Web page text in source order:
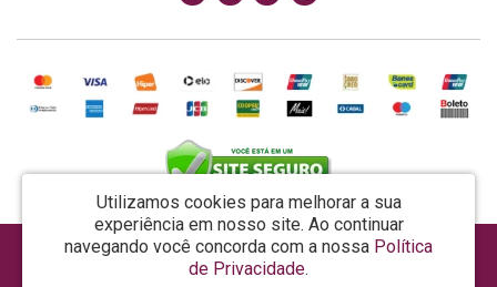
Utilizamos cookies para melhorar a sua
experiência em nosso site. Ao continuar
navegando você concorda com a nossa Política
de Privacidade.
AROMA & MAGIA MANUF DE PROD COSMECEUTICOS LTDA EPP - CNPJ: 81.362.295/0001-48
Rua da Prosperidade, 480 - Araquari - SC - CEP: 89245-000